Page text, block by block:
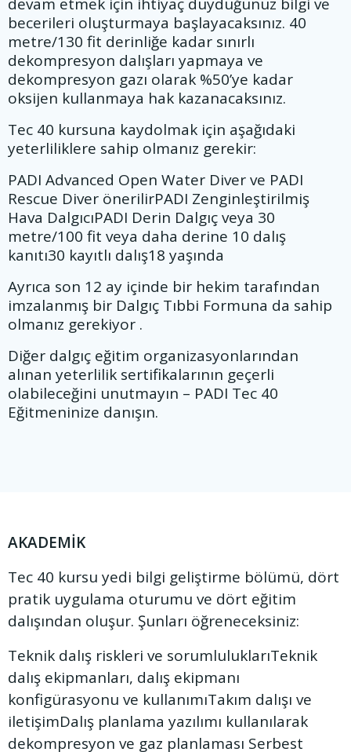
becerileri oluşturmaya başlayacaksınız. 40
metre/130 fit derinliğe kadar sınırlı
dekompresyon dalışları yapmaya ve
dekompresyon gazı olarak %50’ye kadar
oksijen kullanmaya hak kazanacaksınız.
Tec 40 kursuna kaydolmak için aşağıdaki
yeterliliklere sahip olmanız gerekir:
PADI Advanced Open Water Diver ve PADI
Rescue Diver önerilirPADI Zenginleştirilmiş
Hava DalgıcıPADI Derin Dalgıç veya 30
metre/100 fit veya daha derine 10 dalış
kanıtı30 kayıtlı dalış18 yaşında
Ayrıca son 12 ay içinde bir hekim tarafından
imzalanmış bir Dalgıç Tıbbi Formuna da sahip
olmanız gerekiyor .
Diğer dalgıç eğitim organizasyonlarından
alınan yeterlilik sertifikalarının geçerli
olabileceğini unutmayın – PADI Tec 40
Eğitmeninize danışın.
AKADEMİK
Tec 40 kursu yedi bilgi geliştirme bölümü, dört
pratik uygulama oturumu ve dört eğitim
dalışından oluşur. Şunları öğreneceksiniz:
Teknik dalış riskleri ve sorumluluklarıTeknik
dalış ekipmanları, dalış ekipmanı
konfigürasyonu ve kullanımıTakım dalışı ve
iletişimDalış planlama yazılımı kullanılarak
dekompresyon ve gaz planlaması Serbest